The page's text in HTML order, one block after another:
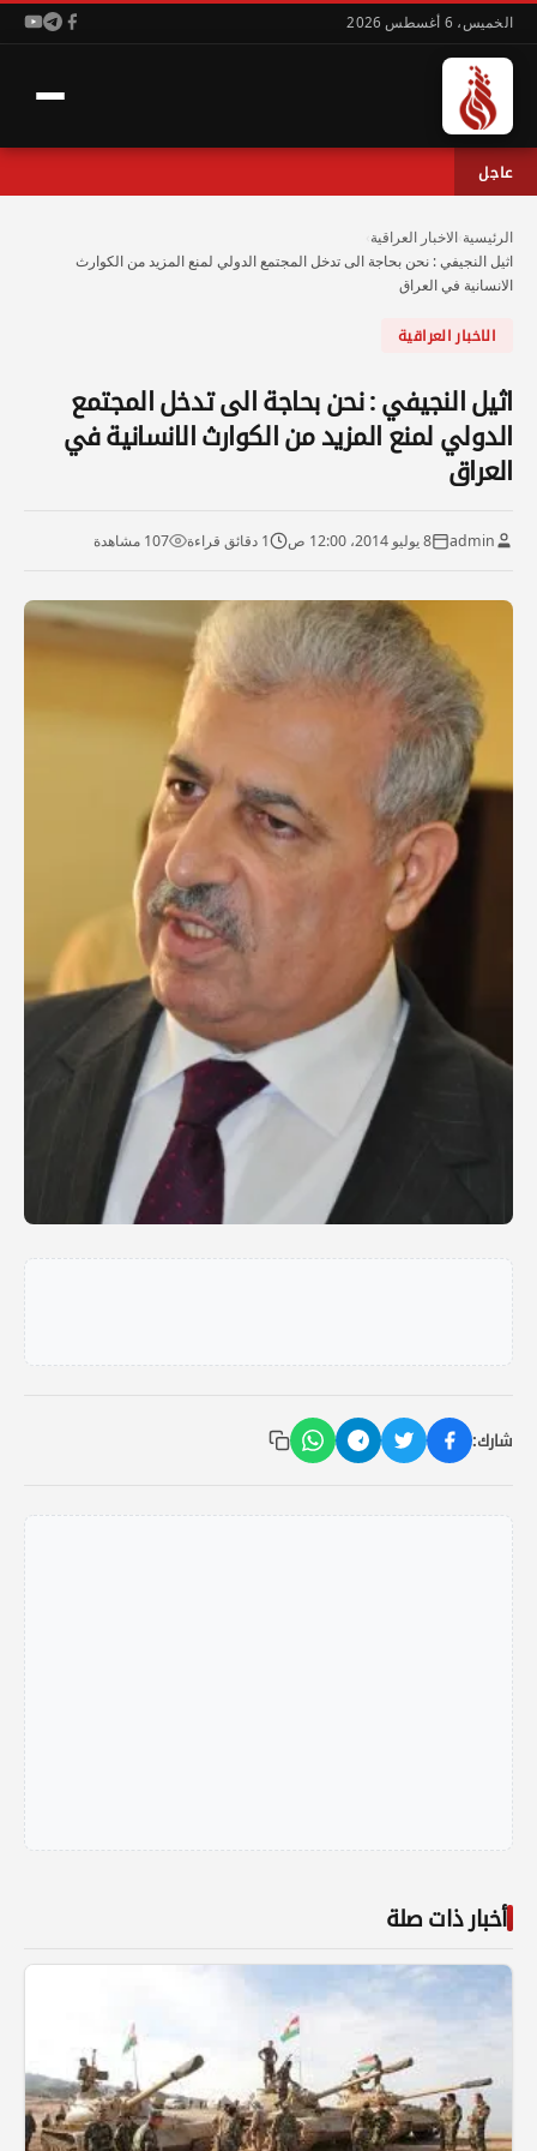
الخميس، 6 أغسطس 2026
عاجل
الرئيسية الاخبار العراقية
اثيل النجيفي : نحن بحاجة الى تدخل المجتمع الدولي لمنع المزيد من الكوارث
الانسانية في العراق
الاخبار العراقية
اثيل النجيفي : نحن بحاجة الى تدخل المجتمع
الدولي لمنع المزيد من الكوارث الانسانية في
العراق
admin 8 يوليو 2014، 12:00 ص 1 دقائق قراءة 107 مشاهدة
شارك:
أخبار ذات صلة